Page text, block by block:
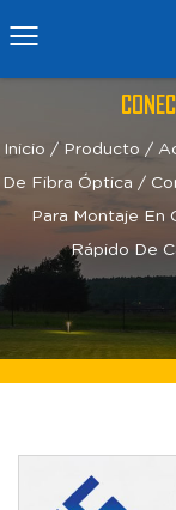
Inicio / Producto /
De Fibra Óptica /
Para Montaje En
Rápido De